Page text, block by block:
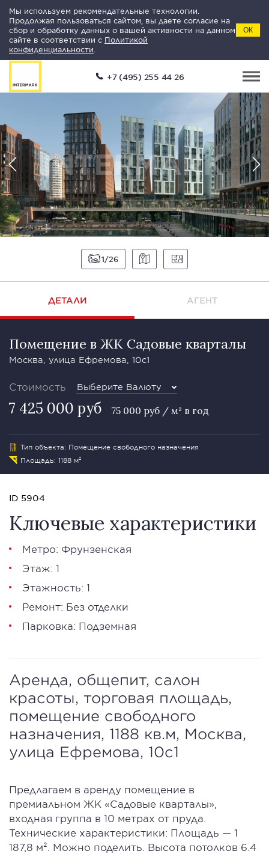
Мы используем рекомендательные технологии.
Продолжая пользоваться сайтом, вы даете согласие на
сбор и обработку данных о вашей активности на данном
сайте в соответствии с Политикой
конфиденциальности
ОК
+7 (495) 255 44 26
1 26
ДЕТАЛИ АГЕНТ
Помещение в ЖК Садовые кварталы
Москва, улица Ефремова, 10с1
Стоимость Выберите Валюту
7 425 000 руб 75 000 руб / м² в год
Тип объекта: Помещение свободного назначения
Площадь: 1188 м²
ID 5904
Ключевые характеристики
Метро: Фрунзенская
Этаж: 1
Этажность: 1
Ремонт: Без отделки
Парковка: Подземная
Аренда, общепит, салон
красоты, торговая площадь,
помещение свободного
назначения, 1188 кв.м, Москва,
улица Ефремова, 10с1
Предлагаем в apeнду помещение в
пpемиaльном ЖK «Садовые квaртaлы»,
вxоднaя группа в 10 метpах от пруда.
Texнические хapактeристики: Площадь — 1
187,8 м². Можно поделить. Высота потолков 6.4